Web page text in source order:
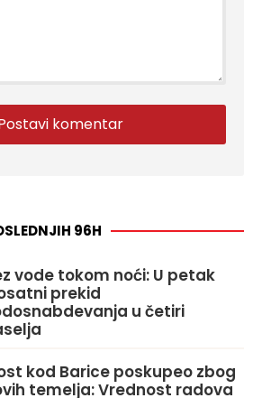
96H
vode tokom noći: U petak
prekid
u četiri
kod Barice poskupeo zbog
temelja: Vrednost radova